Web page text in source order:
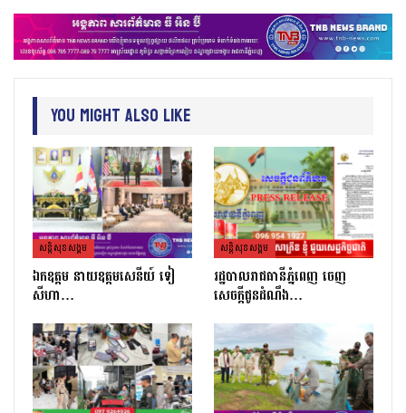
You Might Also Like
សន្តិសុខសង្គម
ឯកឧត្តម នាយឧត្តមសេនីយ៍ ទៀ
សីហា…
សន្តិសុខសង្គម
រដ្ឋបាលរាជធានីភ្នំពេញ ចេញ
សេចក្តីជូនដំណឹង…